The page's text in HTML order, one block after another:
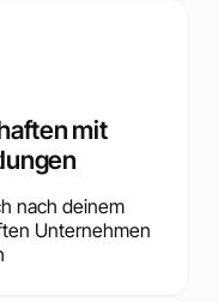
mit
nach deinem
Unternehmen